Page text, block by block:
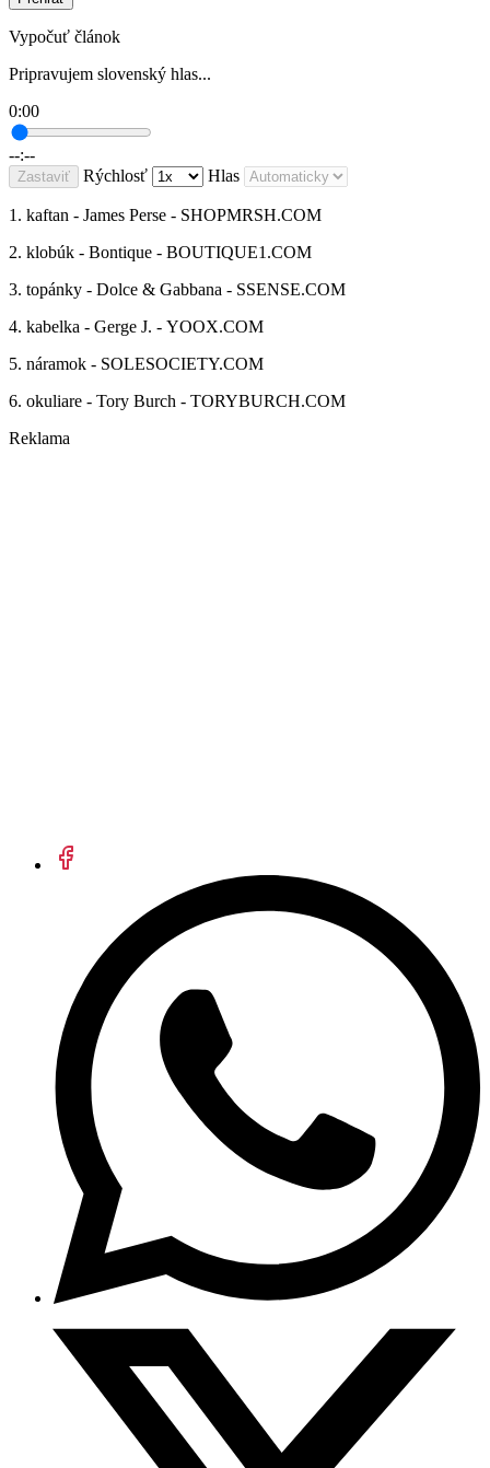
Vypočuť článok
Pripravujem slovenský hlas...
0:00
--:--
Zastaviť Rýchlosť Hlas
1. kaftan - James Perse - SHOPMRSH.COM
2. klobúk - Bontique - BOUTIQUE1.COM
3. topánky - Dolce & Gabbana - SSENSE.COM
4. kabelka - Gerge J. - YOOX.COM
5. náramok - SOLESOCIETY.COM
6. okuliare - Tory Burch - TORYBURCH.COM
Reklama